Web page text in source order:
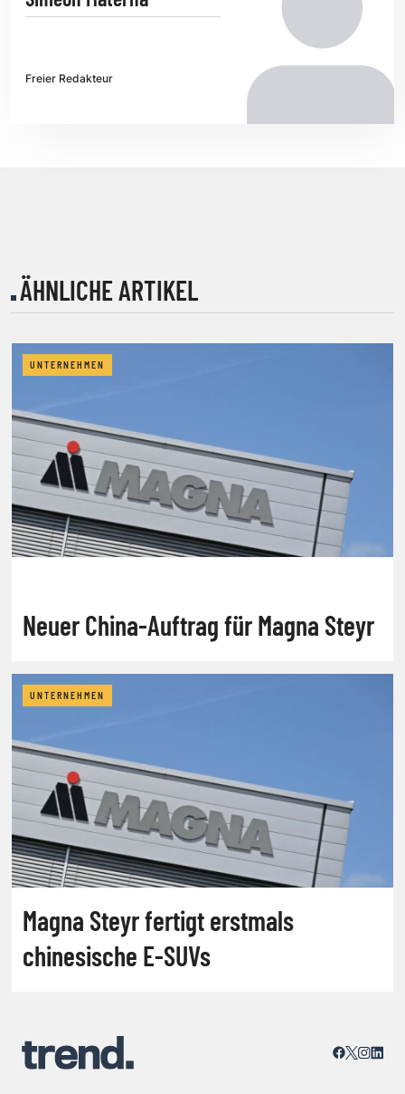
Freier Redakteur
ÄHNLICHE ARTIKEL
UNTERNEHMEN
Neuer China-Auftrag für Magna Steyr
UNTERNEHMEN
Magna Steyr fertigt erstmals
chinesische E-SUVs